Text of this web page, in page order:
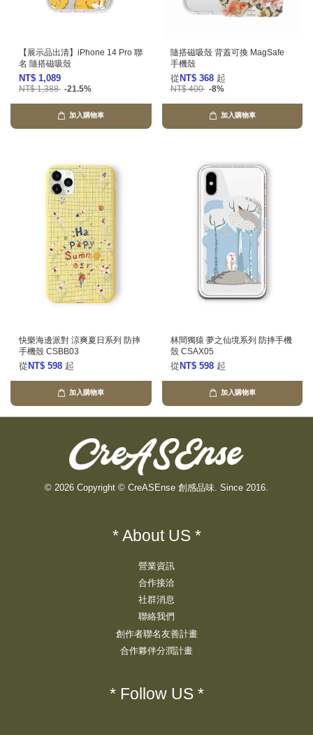
【展示品出清】iPhone 14 Pro 聯
名 隨搭磁吸殼
NT$ 1,089
NT$ 1,388 -21.5%
加入購物車
隨搭磁吸殼 背蓋可換 MagSafe
手機殼
從 NT$ 368 起
NT$ 400 -8%
加入購物車
快樂海邊派對 涼爽夏日系列 防摔
手機殼 CSBB03
從 NT$ 598 起
加入購物車
林間獨猿 夢之仙境系列 防摔手機
殼 CSAX05
從 NT$ 598 起
加入購物車
© 2026 Copyright © CreASEnse 創感品味. Since 2016.
* About US *
營業資訊
合作接洽
社群消息
聯絡我們
創作者聯名友善計畫
合作夥伴分潤計畫
* Follow US *